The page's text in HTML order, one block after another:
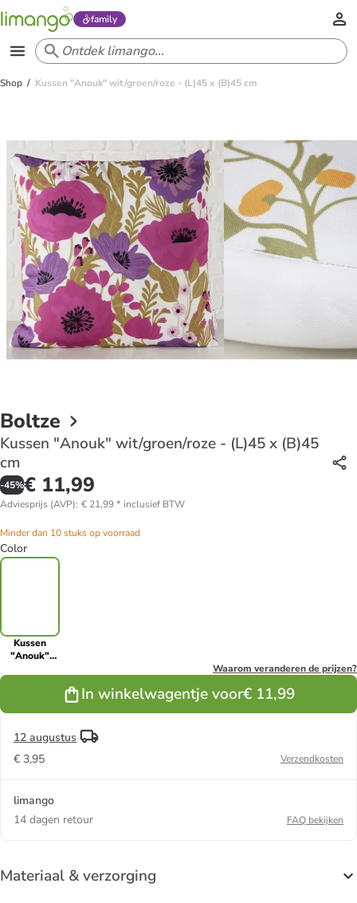
family
Shop Kussen "Anouk" wit/groen/roze - (L)45 x (B)45 cm
Boltze
Kussen "Anouk" wit/groen/roze - (L)45 x (B)45
cm
-45%€ 11,99
Adviesprijs (AVP): € 21,99* inclusief BTW
Minder dan 10 stuks op voorraad
Color
Kussen
"Anouk"
Waarom veranderen de prijzen?
In winkelwagentje voor€ 11,99
12 augustus
€ 3,95
Verzendkosten
limango
14 dagen retour
FAQ bekijken
Materiaal & verzorging